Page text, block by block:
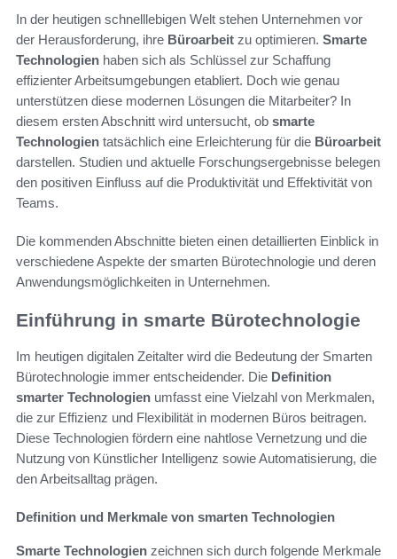
In der heutigen schnelllebigen Welt stehen Unternehmen vor
der Herausforderung, ihre Büroarbeit zu optimieren. Smarte
Technologien haben sich als Schlüssel zur Schaffung
effizienter Arbeitsumgebungen etabliert. Doch wie genau
unterstützen diese modernen Lösungen die Mitarbeiter? In
diesem ersten Abschnitt wird untersucht, ob smarte
Technologien tatsächlich eine Erleichterung für die Büroarbeit
darstellen. Studien und aktuelle Forschungsergebnisse belegen
den positiven Einfluss auf die Produktivität und Effektivität von
Teams.
Die kommenden Abschnitte bieten einen detaillierten Einblick in
verschiedene Aspekte der smarten Bürotechnologie und deren
Anwendungsmöglichkeiten in Unternehmen.
Einführung in smarte Bürotechnologie
Im heutigen digitalen Zeitalter wird die Bedeutung der Smarten
Bürotechnologie immer entscheidender. Die Definition
smarter Technologien umfasst eine Vielzahl von Merkmalen,
die zur Effizienz und Flexibilität in modernen Büros beitragen.
Diese Technologien fördern eine nahtlose Vernetzung und die
Nutzung von Künstlicher Intelligenz sowie Automatisierung, die
den Arbeitsalltag prägen.
Definition und Merkmale von smarten Technologien
Smarte Technologien zeichnen sich durch folgende Merkmale